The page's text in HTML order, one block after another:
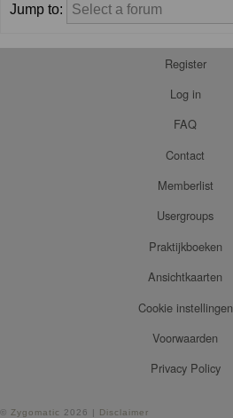
Jump to:
Register
Log in
FAQ
Contact
Memberlist
Usergroups
Praktijkboeken
Ansichtkaarten
Cookie instellingen
Voorwaarden
Privacy Policy
© Zygomatic 2026 | Disclaimer